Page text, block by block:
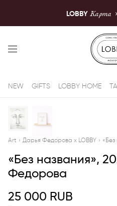
LOBBY Карта
NEW GIFTS LOBBY HOME
Art › Дарья Федорова x LOBBY ›
«Без названия»,
Федорова
25 000 RUB